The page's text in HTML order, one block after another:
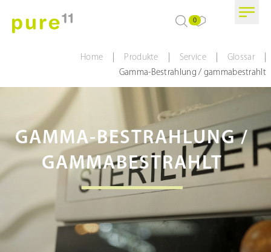
0
Home Produkte Service Glossar
Gamma-Bestrahlung / gammabestrahlt
GAMMA-BESTRAHLUNG /
GAMMABESTRAHLT